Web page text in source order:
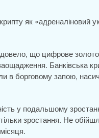
як «адреналіновий
довело, що цифрове
Банківська
в борговому запою,
у подальшому
зростання. Не